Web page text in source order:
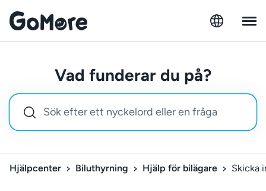
Vad funderar du på?
Hjälpcenter Biluthyrning Hjälp för bilägare Skicka